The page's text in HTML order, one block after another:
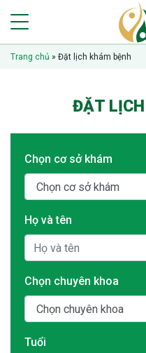
Trang chủ » Đặt lịch khám bệnh
ĐẶT LỊCH
Chọn cơ sở khám
Họ và tên
Chọn chuyên khoa
Tuổi